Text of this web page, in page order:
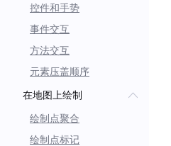
控件和手势
事件交互
方法交互
元素压盖顺序
在地图上绘制
绘制点聚合
绘制点标记